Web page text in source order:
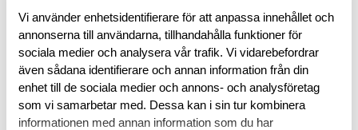
Vi använder enhetsidentifierare för att anpassa innehållet och
annonserna till användarna, tillhandahålla funktioner för
sociala medier och analysera vår trafik. Vi vidarebefordrar
även sådana identifierare och annan information från din
enhet till de sociala medier och annons- och analysföretag
som vi samarbetar med. Dessa kan i sin tur kombinera
informationen med annan information som du har
BESKRIVNING
RECENSIONER